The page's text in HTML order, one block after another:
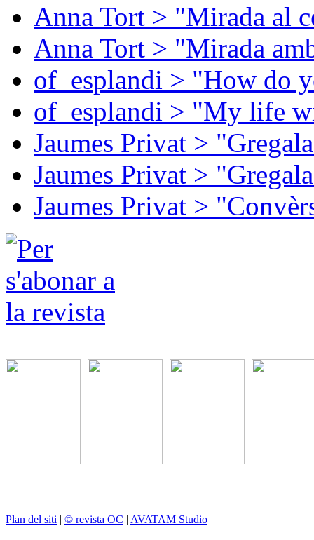
Anna Tort > "Mirada al
Anna Tort > "Mirada
of_esplandi > "How do
of_esplandi > "My life
Jaumes Privat >
Jaumes Privat >
Jaumes Privat >
Plan del siti | © revista OC | AVATAM Studio